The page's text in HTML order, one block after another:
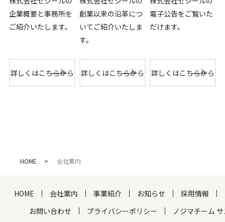
企業概要と事務所を
ご紹介いたします。
詳しくはこちらから
創業以来の沿革につ
いてご紹介いたしま
す。
詳しくはこちらから
電子公告をご覧いた
だけます。
詳しくはこちらから
HOME 会社案内
HOME 会社案内 事業紹介 お知らせ 採用情報
お問い合わせ
プライバシーポリシー ノジマチーム